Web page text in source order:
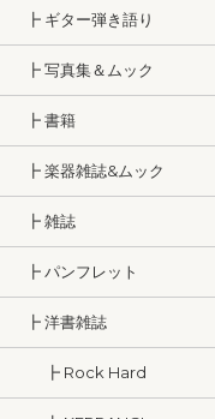
┣ ギター弾き語り
┣ 写真集＆ムック
┣ 書籍
┣ 楽器雑誌&ムック
┣ 雑誌
┣ パンフレット
┣ 洋書雑誌
┣ Rock Hard